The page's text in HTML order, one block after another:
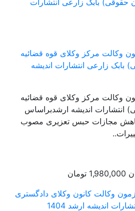
وکالت مرکز وکلای قوه قضائیه
زارعی انتشارات اندیشه
وکالت مرکز وکلای قوه قضائیه
اندیشه ارشدبراساس
مجازات حبس تعزیری مصوب
1,980,000 تومان